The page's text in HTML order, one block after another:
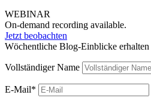
WEBINAR
On-demand recording available.
Jetzt beobachten
Wöchentliche Blog-Einblicke erhalten
Vollständiger Name
E-Mail*